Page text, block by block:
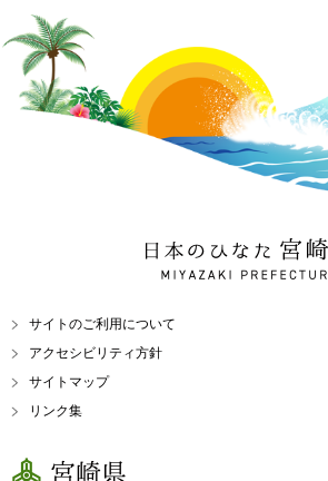
日本のひなた 宮崎県
MIYAZAKI PREFECTURE
サイトのご利用について
アクセシビリティ方針
サイトマップ
リンク集
宮崎県